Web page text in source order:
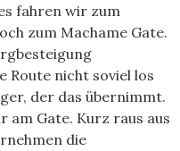
fahren wir zum
zum Machame Gate.
Route nicht soviel los
der das übernimmt.
am Gate. Kurz raus aus
die